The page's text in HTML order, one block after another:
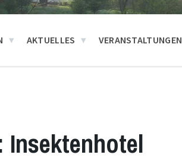
AKTUELLES VERANSTALTUNGEN
Insektenhotel